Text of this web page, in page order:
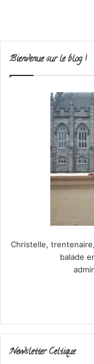
Bienvenue sur le blog !
Christelle,
balade
Newsletter Celtique